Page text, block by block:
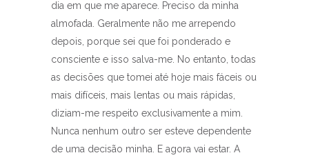
dia em que me aparece. Preciso da minha
almofada. Geralmente não me arrependo
depois, porque sei que foi ponderado e
consciente e isso salva-me. No entanto, todas
as decisões que tomei até hoje mais fáceis ou
mais difíceis, mais lentas ou mais rápidas,
diziam-me respeito exclusivamente a mim.
Nunca nenhum outro ser esteve dependente
de uma decisão minha. E agora vai estar. A